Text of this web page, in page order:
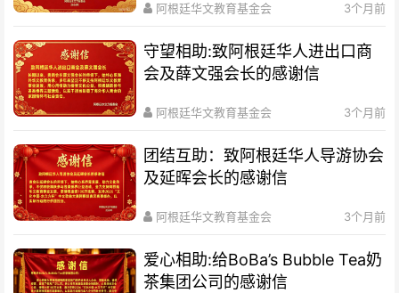
阿根廷华文教育基金会 3个月前
守望相助:致阿根廷华人进出口商
会及薛文强会长的感谢信
阿根廷华文教育基金会 3个月前
团结互助：致阿根廷华人导游协会
及延晖会长的感谢信
阿根廷华文教育基金会 3个月前
爱心相助:给BoBa’s Bubble Tea奶
茶集团公司的感谢信